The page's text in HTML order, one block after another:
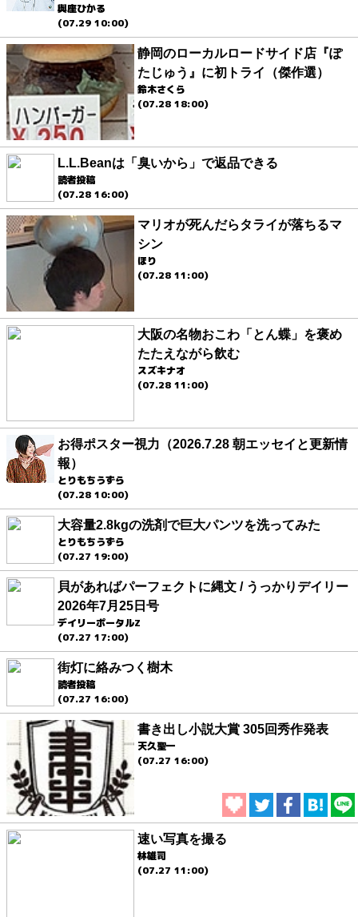
與座ひかる
(07.29 10:00)
静岡のローカルロードサイド店『ぽ
たじゅう』に初トライ（傑作選）
鈴木さくら
(07.28 18:00)
L.L.Beanは「臭いから」で返品できる
読者投稿
(07.28 16:00)
マリオが死んだらタライが落ちるマ
シン
ほり
(07.28 11:00)
大阪の名物おこわ「とん蝶」を褒め
たたえながら飲む
スズキナオ
(07.28 11:00)
お得ポスター視力（2026.7.28 朝エッセイと更新情
報）
とりもちうずら
(07.28 10:00)
大容量2.8kgの洗剤で巨大パンツを洗ってみた
とりもちうずら
(07.27 19:00)
貝があればパーフェクトに縄文 / うっかりデイリー
2026年7月25日号
デイリーポータルZ
(07.27 17:00)
街灯に絡みつく樹木
読者投稿
(07.27 16:00)
書き出し小説大賞 305回秀作発表
天久聖一
(07.27 16:00)
速い写真を撮る
林雄司
(07.27 11:00)